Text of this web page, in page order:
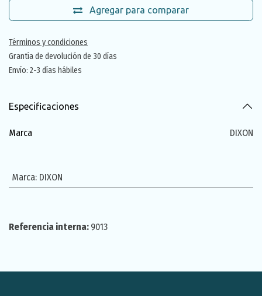
Agregar para comparar
Términos y condiciones
Grantía de devolución de 30 días
Envío: 2-3 días hábiles
Especificaciones
Marca DIXON
Marca: DIXON
Referencia interna: 9013